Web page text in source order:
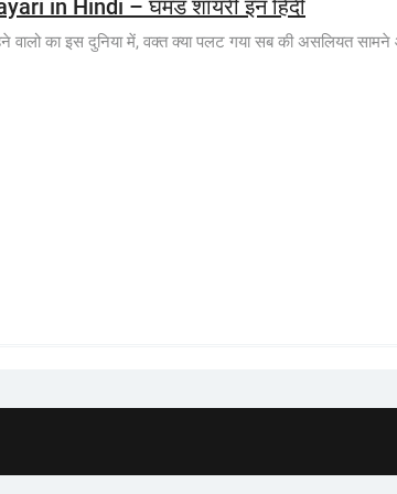
in Hindi – घमंड शायरी इन हिंदी
वालो का इस दुनिया में, वक्त क्या पलट गया सब की असलियत